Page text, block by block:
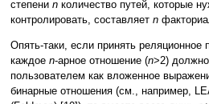
степени n количество путей, которые
контролировать, составляет n
Опять-таки, если принять реляционное
каждое n-арное отношение (n>2)
пользователем как вложенное
бинарные отношения (см., например,